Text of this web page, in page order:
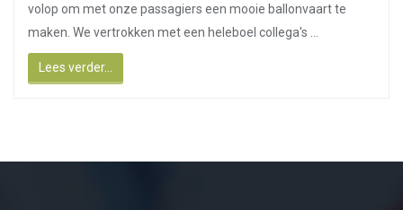
volop om met onze passagiers een mooie ballonvaart te
maken. We vertrokken met een heleboel collega's ...
Lees verder...